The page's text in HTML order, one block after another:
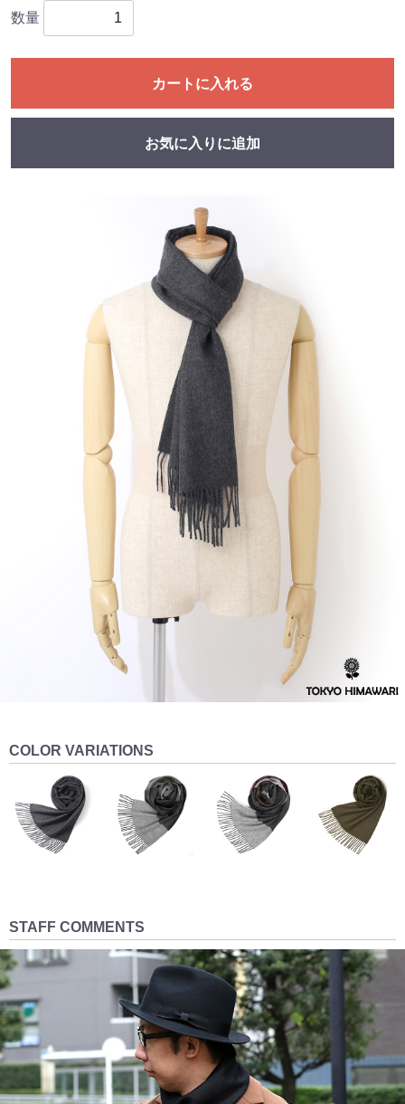
数量
カートに入れる
お気に入りに追加
COLOR VARIATIONS
STAFF COMMENTS